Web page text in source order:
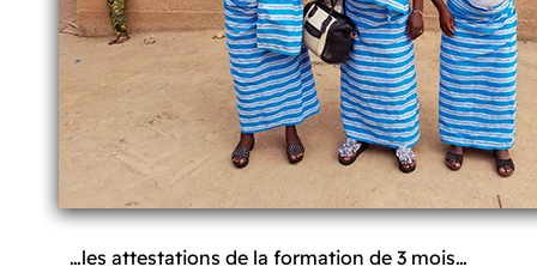
…les attestations de la formation de 3 mois…